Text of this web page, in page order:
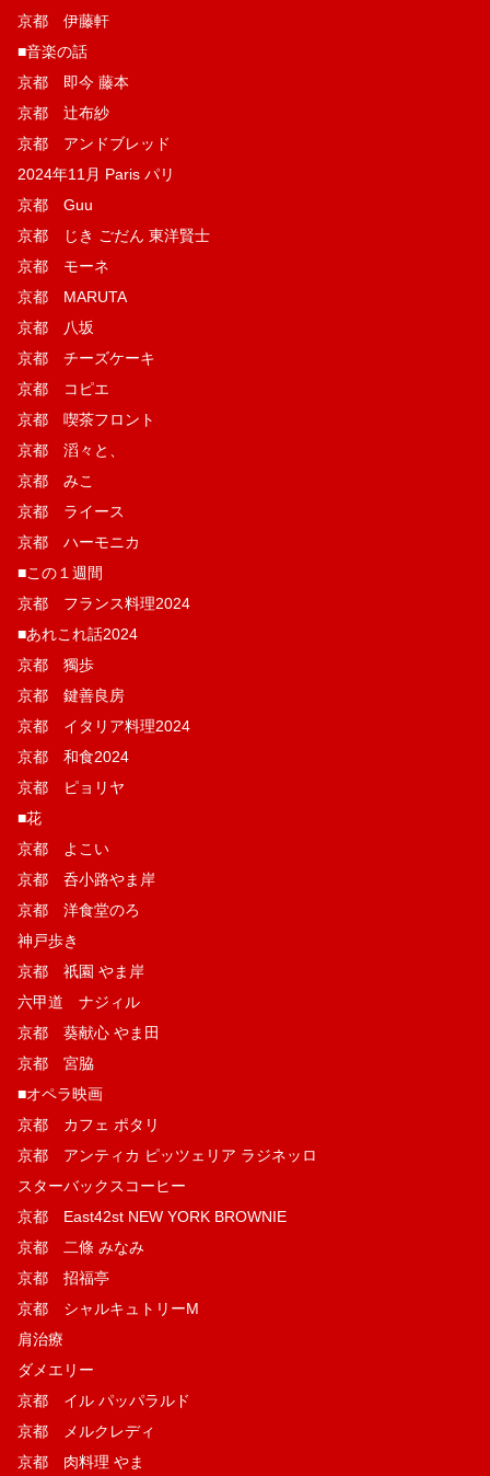
京都 伊藤軒
■音楽の話
京都 即今 藤本
京都 辻布紗
京都 アンドブレッド
2024年11月 Paris パリ
京都 Guu
京都 じき ごだん 東洋賢士
京都 モーネ
京都 MARUTA
京都 八坂
京都 チーズケーキ
京都 コピエ
京都 喫茶フロント
京都 滔々と、
京都 みこ
京都 ライース
京都 ハーモニカ
■この１週間
京都 フランス料理2024
■あれこれ話2024
京都 獨歩
京都 鍵善良房
京都 イタリア料理2024
京都 和食2024
京都 ピョリヤ
■花
京都 よこい
京都 呑小路やま岸
京都 洋食堂のろ
神戸歩き
京都 祇園 やま岸
六甲道 ナジィル
京都 葵献心 やま田
京都 宮脇
■オペラ映画
京都 カフェ ポタリ
京都 アンティカ ピッツェリア ラジネッロ
スターバックスコーヒー
京都 East42st NEW YORK BROWNIE
京都 二條 みなみ
京都 招福亭
京都 シャルキュトリーM
肩治療
ダメエリー
京都 イル パッパラルド
京都 メルクレディ
京都 肉料理 やま